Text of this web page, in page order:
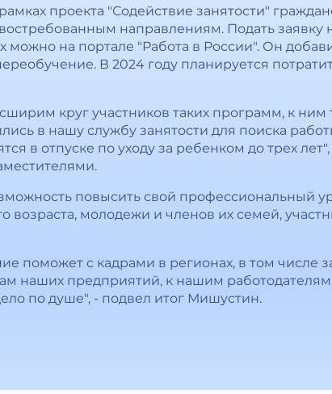
проекта "Содействие занятости"
направлениям. Подать заявку
можно на портале "Работа в России". Он
В 2024 году планируется
круг участников таких программ, к ним
в нашу службу занятости для поиска
в отпуске по уходу за ребенком до трех
повысить свой профессиональный
возраста, молодежи и членов их семей,
поможет с кадрами в регионах, в том числе
наших предприятий, к нашим
по душе", - подвел итог Мишустин.